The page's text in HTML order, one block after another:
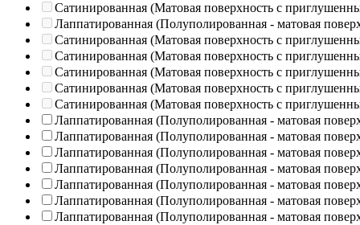
Сатинированная (Матовая поверхность с
Лаппатированная (Полуполированная - матовая
Сатинированная (Матовая поверхность с
Сатинированная (Матовая поверхность с
Сатинированная (Матовая поверхность с
Сатинированная (Матовая поверхность с
Сатинированная (Матовая поверхность с
Лаппатированная (Полуполированная - матовая
Лаппатированная (Полуполированная - матовая
Лаппатированная (Полуполированная - матовая
Лаппатированная (Полуполированная - матовая
Лаппатированная (Полуполированная - матовая
Лаппатированная (Полуполированная - матовая
Лаппатированная (Полуполированная - матовая